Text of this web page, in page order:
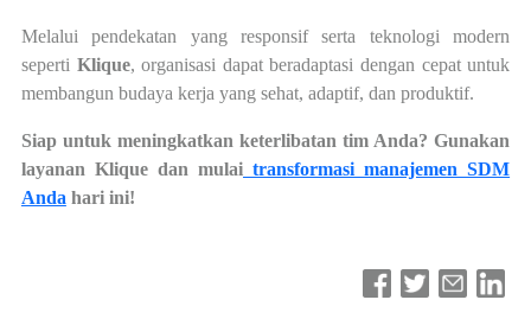
Melalui pendekatan yang responsif serta teknologi modern
seperti Klique, organisasi dapat beradaptasi dengan cepat untuk
membangun budaya kerja yang sehat, adaptif, dan produktif.
Siap untuk meningkatkan keterlibatan tim Anda? Gunakan
layanan Klique dan mulai transformasi manajemen SDM
Anda hari ini!